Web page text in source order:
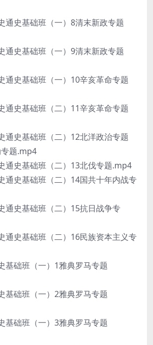
史基础班（一）8清末新政专题
史基础班（一）9清末新政专题
史基础班（一）10辛亥革命专题
史基础班（二）11辛亥革命专题
史基础班（二）12北洋政治专题
题.mp4
史基础班（二）13北伐专题.mp4
史基础班（二）14国共十年内战专
史基础班（二）15抗日战争专
史基础班（二）16民族资本主义专
础班（一）1雅典罗马专题
础班（一）2雅典罗马专题
础班（一）3雅典罗马专题